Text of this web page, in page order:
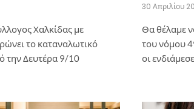
Χαλκίδας με
το καταναλωτικό
την Δευτέρα 9/10
30 Απριλίου
Θα θέλαμε
του νόμου
οι